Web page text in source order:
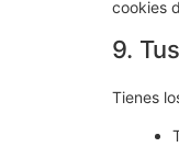
cookies
9.
Tienes